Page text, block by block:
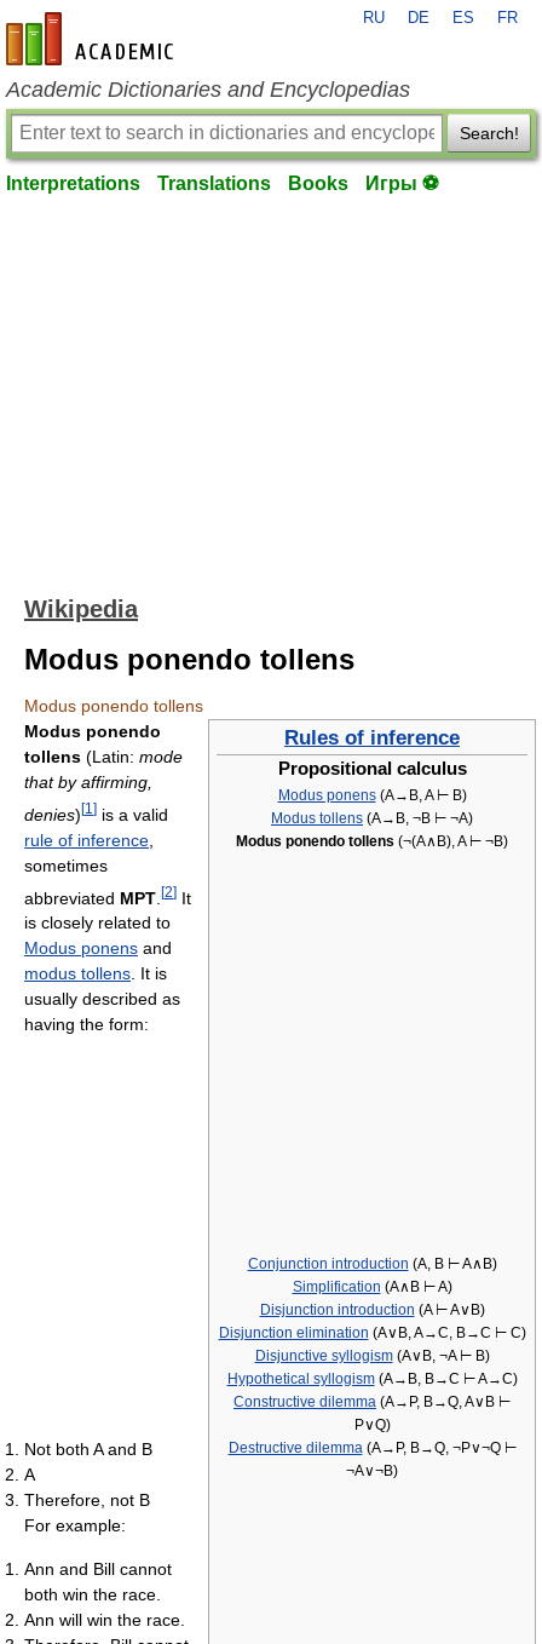
en-academic.com
RU DE ES FR
Academic Dictionaries and Encyclopedias
Search!
Interpretations Translations Books Игры ⚽
Wikipedia
Modus ponendo tollens
Modus ponendo tollens
Rules of inference
Propositional calculus
Modus ponens(A→B, A ⊢ B)
Modus tollens (A→B, ¬B ⊢ ¬A)
Modus ponendo tollens (¬(A∧B), A ⊢ ¬B)
Conjunction introduction (A, B ⊢ A∧B)
Simplification (A∧B ⊢ A)
Disjunction introduction (A ⊢ A∨B)
Disjunction elimination (A∨B, A→C, B→C ⊢ C)
Disjunctive syllogism(A∨B, ¬A ⊢ B)
Hypothetical syllogism(A→B, B→C ⊢ A→C)
Constructive dilemma (A→P, B→Q, A∨B ⊢
P∨Q)
Destructive dilemma(A→P, B→Q, ¬P∨¬Q ⊢
¬A∨¬B)
Modus ponendo
tollens (Latin: mode
that by affirming,
denies)[1 ] is a valid
rule of inference
sometimes
abbreviated MPT [2] It
is closely related to
Modus ponens and
modus tollens. It is
usually described as
having the form:
Not both A and B
A
Therefore, not B
For example:
Ann and Bill cannot
both win the race.
Ann will win the race.